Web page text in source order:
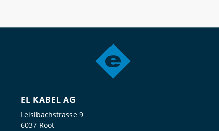
EL KABEL AG
Leisibachstrasse 9
6037 Root